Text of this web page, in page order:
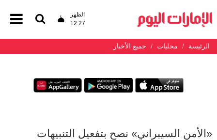
الظهر
12:27
الرئيسة محليات جميع الأخبار
«الأمن السيبراني» نصح بتفعيل التنبيهات